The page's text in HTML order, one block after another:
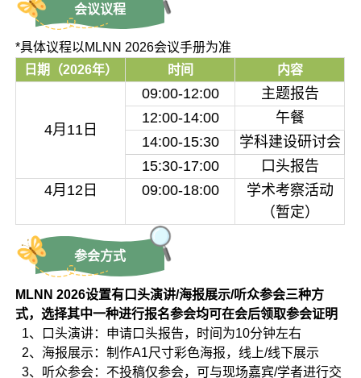
会议议程
*具体议程以MLNN 2026会议手册为准
日期（2026年）
时间 内容
4月11日
09:00-12:00
主题报告
12:00-14:00
午餐
14:00-15:30
学科建设研讨会
15:30-17:00
口头报告
4月12日
09:00-18:00
学术考察活动
（暂定）
参会方式
MLNN 2026设置有口头演讲/海报展示/听众参会三种方
式，选择其中一种进行报名参会均可在会后领取参会证明
1、口头演讲：申请口头报告，时间为10分钟左右
2、海报展示：制作A1尺寸彩色海报，线上/线下展示
3、听众参会：不投稿仅参会，可与现场嘉宾/学者进行交